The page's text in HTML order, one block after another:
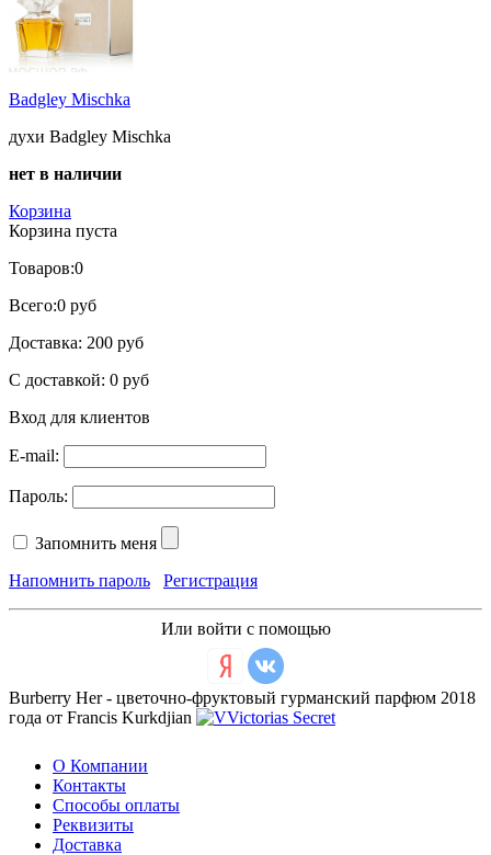
Badgley Mischka
духи Badgley Mischka
нет в наличии
Корзина
Корзина пуста
Товаров:0
Всего:0 руб
Доставка: 200 руб
С доставкой: 0 руб
Вход для клиентов
E-mail:
Пароль:
Запомнить меня
Напомнить пароль
Регистрация
Или войти с помощью
Burberry Her - цветочно-фруктовый гурманский парфюм 2018
года от Francis Kurkdjian
О Компании
Контакты
Способы оплаты
Реквизиты
Доставка